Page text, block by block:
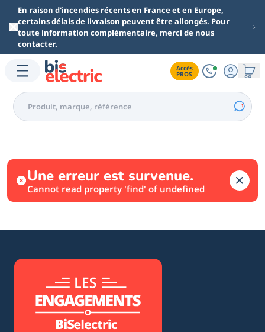
Aller au contenu principal
En raison d'incendies récents en France et en Europe,
certains délais de livraison peuvent être allongés. Pour
toute information complémentaire, merci de nous
contacter.
Accès
PROS
Une erreur est survenue.
Cannot read property 'find' of undefined